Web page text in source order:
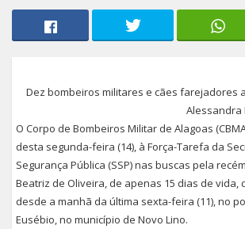
Dez bombeiros militares e cães farejadores
Alessandra
O Corpo de Bombeiros Militar de Alagoas
desta segunda-feira (14), à Força-Tarefa da
Segurança Pública (SSP) nas buscas pela
Beatriz de Oliveira, de apenas 15 dias de vida,
desde a manhã da última sexta-feira (11), no
Eusébio, no município de Novo Lino.